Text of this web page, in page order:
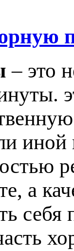
– это
иной
а
себя